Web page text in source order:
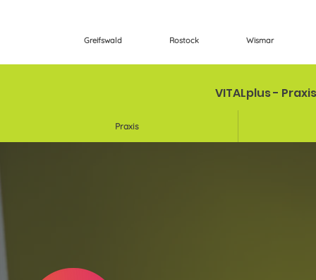
Greifswald Rostock Wismar
VITALplus -
Praxis